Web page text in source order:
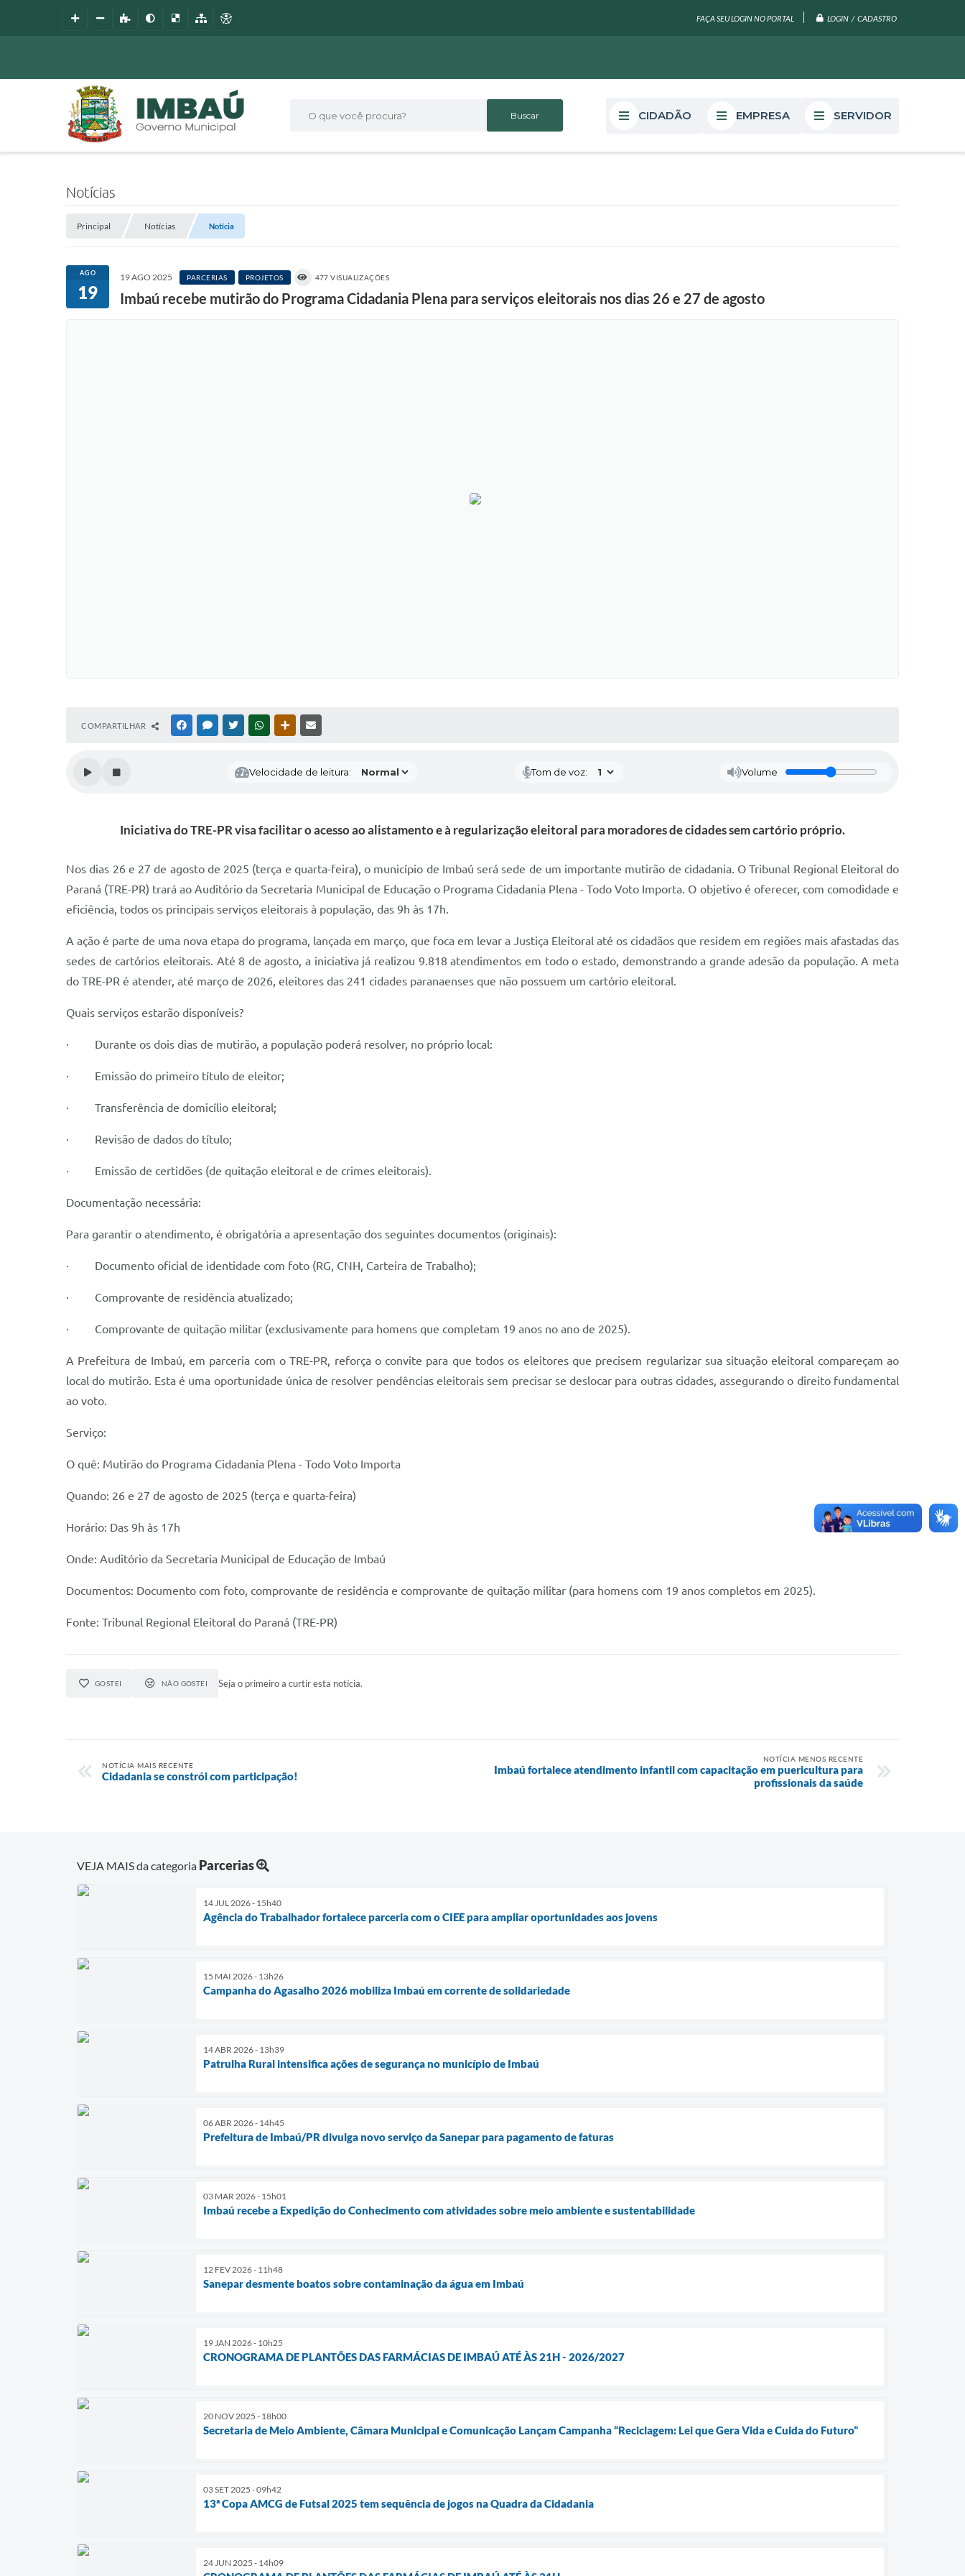
FAÇA SEU LOGIN NO PORTAL LOGIN / CADASTRO
O que você procura? CIDADÃO EMPRESA SERVIDOR
Notícias
Principal Notícias Notícia
AGO
19
19 AGO 2025 PARCERIAS PROJETOS 477 VISUALIZAÇÕES
Imbaú recebe mutirão do Programa Cidadania Plena para serviços eleitorais nos dias 26 e 27 de agosto
COMPARTILHAR FACEBOOKMESSENGER
TWITTERWHATSAPPOUTRAS MÍDIAS
Velocidade de leitura: Tom de voz: Volume
Iniciativa do TRE-PR visa facilitar o acesso ao alistamento e à regularização eleitoral para moradores de cidades sem cartório próprio.
Nos dias 26 e 27 de agosto de 2025 (terça e quarta-feira), o município de Imbaú será sede de um importante mutirão de cidadania. O Tribunal Regional Eleitoral do
Paraná (TRE-PR) trará ao Auditório da Secretaria Municipal de Educação o Programa Cidadania Plena - Todo Voto Importa. O objetivo é oferecer, com comodidade e
eficiência, todos os principais serviços eleitorais à população, das 9h às 17h.
A ação é parte de uma nova etapa do programa, lançada em março, que foca em levar a Justiça Eleitoral até os cidadãos que residem em regiões mais afastadas das
sedes de cartórios eleitorais. Até 8 de agosto, a iniciativa já realizou 9.818 atendimentos em todo o estado, demonstrando a grande adesão da população. A meta
do TRE-PR é atender, até março de 2026, eleitores das 241 cidades paranaenses que não possuem um cartório eleitoral.
Quais serviços estarão disponíveis?
· Durante os dois dias de mutirão, a população poderá resolver, no próprio local:
· Emissão do primeiro título de eleitor;
· Transferência de domicílio eleitoral;
· Revisão de dados do título;
· Emissão de certidões (de quitação eleitoral e de crimes eleitorais).
Documentação necessária:
Para garantir o atendimento, é obrigatória a apresentação dos seguintes documentos (originais):
· Documento oficial de identidade com foto (RG, CNH, Carteira de Trabalho);
· Comprovante de residência atualizado;
· Comprovante de quitação militar (exclusivamente para homens que completam 19 anos no ano de 2025).
A Prefeitura de Imbaú, em parceria com o TRE-PR, reforça o convite para que todos os eleitores que precisem regularizar sua situação eleitoral compareçam ao
local do mutirão. Esta é uma oportunidade única de resolver pendências eleitorais sem precisar se deslocar para outras cidades, assegurando o direito fundamental
ao voto.
Serviço:
O quê: Mutirão do Programa Cidadania Plena - Todo Voto Importa
Quando: 26 e 27 de agosto de 2025 (terça e quarta-feira)
Horário: Das 9h às 17h
Onde: Auditório da Secretaria Municipal de Educação de Imbaú
Documentos: Documento com foto, comprovante de residência e comprovante de quitação militar (para homens com 19 anos completos em 2025).
Fonte: Tribunal Regional Eleitoral do Paraná (TRE-PR)
GOSTEI NÃO GOSTEI Seja o primeiro a curtir esta notícia.
NOTÍCIA MAIS RECENTE
Cidadania se constrói com participação!
NOTÍCIA MENOS RECENTE
Imbaú fortalece atendimento infantil com capacitação em puericultura para
profissionais da saúde
VEJA MAIS da categoria Parcerias
14 JUL 2026 - 15h40
Agência do Trabalhador fortalece parceria com o CIEE para ampliar oportunidades aos jovens
15 MAI 2026 - 13h26
Campanha do Agasalho 2026 mobiliza Imbaú em corrente de solidariedade
14 ABR 2026 - 13h39
Patrulha Rural intensifica ações de segurança no município de Imbaú
06 ABR 2026 - 14h45
Prefeitura de Imbaú/PR divulga novo serviço da Sanepar para pagamento de faturas
03 MAR 2026 - 15h01
Imbaú recebe a Expedição do Conhecimento com atividades sobre meio ambiente e sustentabilidade
12 FEV 2026 - 11h48
Sanepar desmente boatos sobre contaminação da água em Imbaú
19 JAN 2026 - 10h25
CRONOGRAMA DE PLANTÕES DAS FARMÁCIAS DE IMBAÚ ATÉ ÀS 21H - 2026/2027
20 NOV 2025 - 18h00
Secretaria de Meio Ambiente, Câmara Municipal e Comunicação Lançam Campanha “Reciclagem: Lei que Gera Vida e Cuida do Futuro”
03 SET 2025 - 09h42
13ª Copa AMCG de Futsal 2025 tem sequência de jogos na Quadra da Cidadania
24 JUN 2025 - 14h09